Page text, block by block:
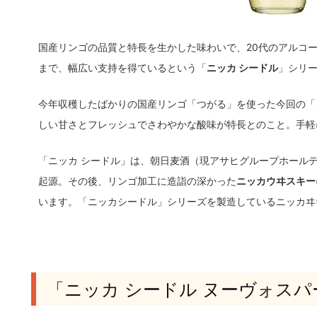
国産リンゴの品質と特長を生かした味わいで、20代のアルコ
まで、幅広い支持を得ているという「ニッカ シードル」シリ
今年収穫したばかりの国産リンゴ「つがる」を使った今回の
しい甘さとフレッシュでさわやかな酸味が特長とのこと。手
「ニッカ シードル」は、朝日麦酒（現アサヒグループホー
起源。その後、リンゴ加工に造詣の深かったニッカウヰスキ
います。「ニッカシードル」シリーズを製造しているニッカ
「ニッカ シードル ヌーヴォス